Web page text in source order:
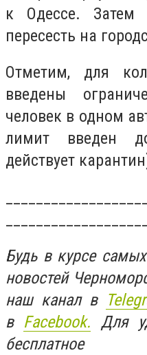
к Одессе. Затем
пересесть на
Отметим, для
введены
человек в одном
лимит введен
действует
Будь в курсе
новостей
наш канал в
в Facebook. Для